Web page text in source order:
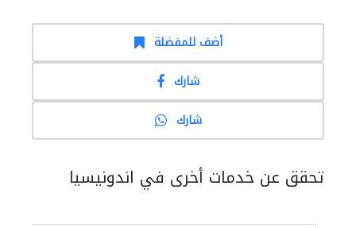
أضف للمفضلة
شارك
شارك
تحقق عن خدمات أخرى في اندونيسيا